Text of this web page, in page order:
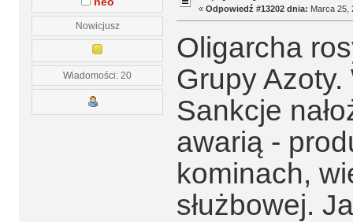
Nowicjusz
Wiadomości: 20
« Odpowiedź #13202 dnia: Marca 25,
Oligarcha
Grupy
Sankcje
awarią -
kominach,
służbowej.